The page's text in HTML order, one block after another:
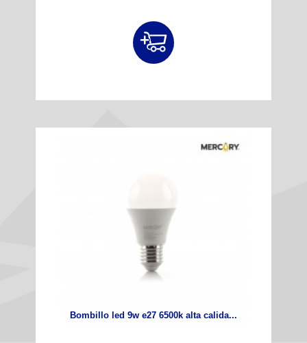
Bombillo led 9w e27 6500k alta calida...